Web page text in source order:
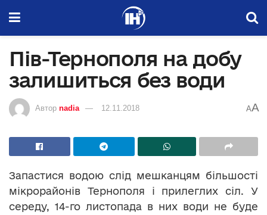
Пів-Тернополя на добу
залишиться без води
Автор nadia 12.11.2018 AA
Запастися водою слід мешканцям більшості
мікрорайонів Тернополя і прилеглих сіл. У
середу, 14-го листопада в них води не буде